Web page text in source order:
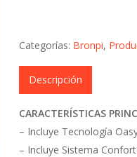
Categorías: Bronpi,
Descripción
CARACTERÍSTICAS
– Incluye Tecnología
– Incluye Sistema